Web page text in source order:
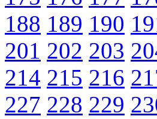
188 189 190
201 202 203
214 215 216
227 228 229